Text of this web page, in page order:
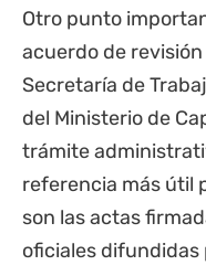
Otro punto
acuerdo de
Secretaría de
del Ministerio de
trámite
referencia más útil
son las actas
oficiales difundidas